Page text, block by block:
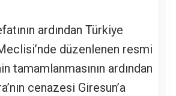
ardından Türkiye
düzenlenen resmi
tamamlanmasının ardından
cenazesi Giresun’a